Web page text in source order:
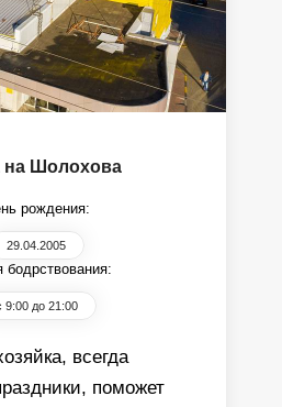
на Шолохова
рождения:
29.04.2005
бодрствования:
9:00 до 21:00
всегда
поможет